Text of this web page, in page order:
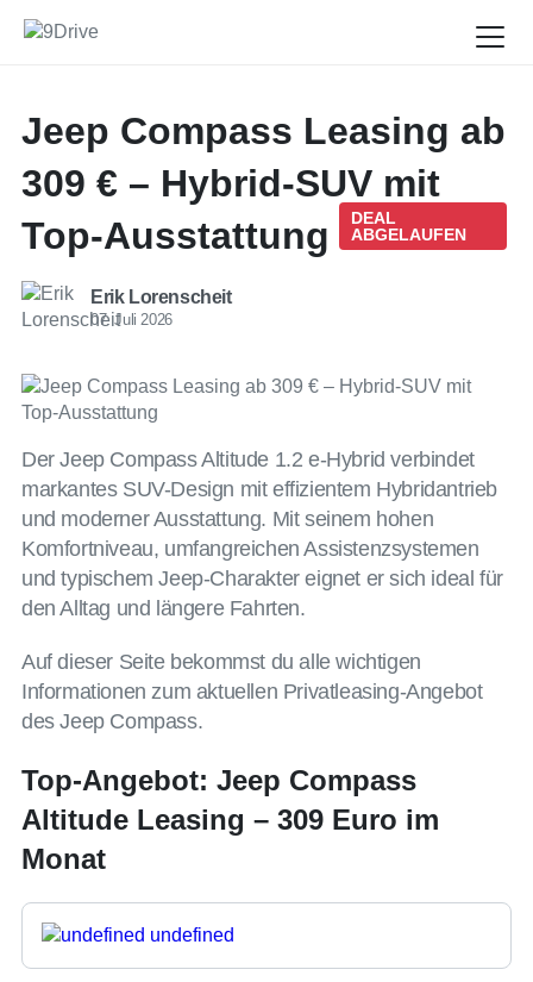
Jeep Compass Leasing ab
309 € – Hybrid-SUV mit
Top-Ausstattung
DEAL
ABGELAUFEN
Erik Lorenscheit
07. Juli 2026
Der Jeep Compass Altitude 1.2 e-Hybrid verbindet
markantes SUV-Design mit effizientem Hybridantrieb
und moderner Ausstattung. Mit seinem hohen
Komfortniveau, umfangreichen Assistenzsystemen
und typischem Jeep-Charakter eignet er sich ideal für
den Alltag und längere Fahrten.
Auf dieser Seite bekommst du alle wichtigen
Informationen zum aktuellen Privatleasing-Angebot
des Jeep Compass.
Top-Angebot: Jeep Compass
Altitude Leasing – 309 Euro im
Monat